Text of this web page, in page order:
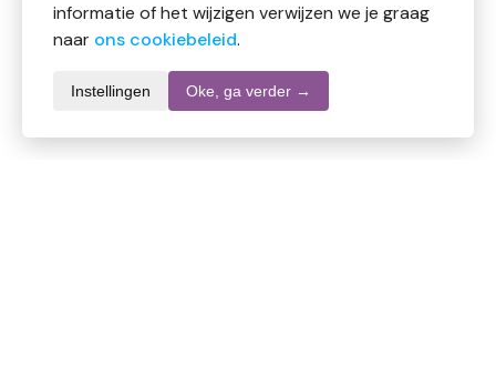
informatie of het wijzigen verwijzen we je graag
naar ons cookiebeleid.
Instellingen Oke, ga verder →